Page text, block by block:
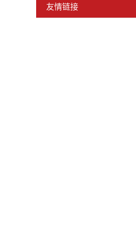
友情链接